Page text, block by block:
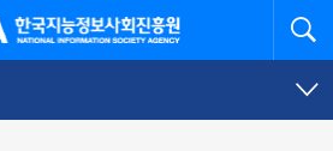
정보사회진흥원